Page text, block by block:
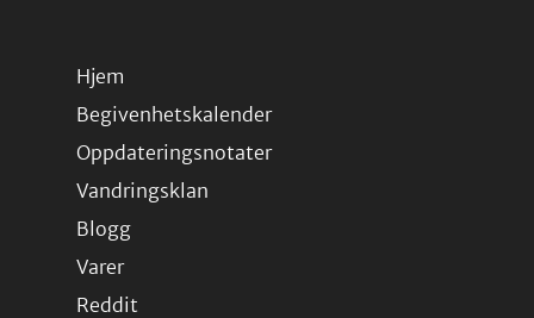
Hjem
Begivenhetskalender
Oppdateringsnotater
Vandringsklan
Blogg
Varer
Reddit